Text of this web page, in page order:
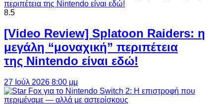
8.5
[Video Review] Splatoon Raiders: η
μεγάλη “μοναχική” περιπέτεια
της Nintendo είναι εδώ!
27 Ιούλ 2026 8:00 μμ